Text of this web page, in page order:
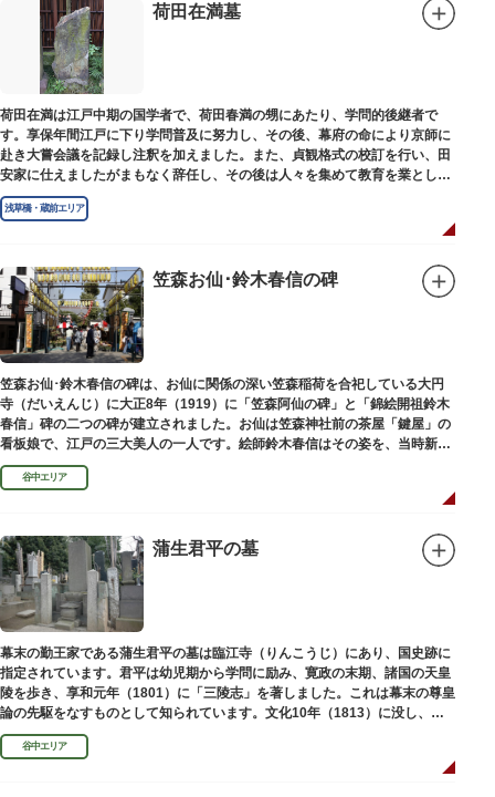
荷田在満墓
荷田在満は江戸中期の国学者で、荷田春満の甥にあたり、学問的後継者で
す。享保年間江戸に下り学問普及に努力し、その後、幕府の命により京師に
赴き大嘗会議を記録し注釈を加えました。また、貞観格式の校訂を行い、田
安家に仕えましたがまもなく辞任し、その後は人々を集めて教育を業としま
した。お墓は金竜寺（きんりゅうじ）境内にあります。
浅草橋・蔵前エリア
笠森お仙･鈴木春信の碑
笠森お仙･鈴木春信の碑は、お仙に関係の深い笠森稲荷を合祀している大円
寺（だいえんじ）に大正8年（1919）に「笠森阿仙の碑」と「錦絵開祖鈴木
春信」碑の二つの碑が建立されました。お仙は笠森神社前の茶屋「鍵屋」の
看板娘で、江戸の三大美人の一人です。絵師鈴木春信はその姿を、当時新し
い絵画様式である多色刷り版画「錦絵」に描きました。
谷中エリア
蒲生君平の墓
幕末の勤王家である蒲生君平の墓は臨江寺（りんこうじ）にあり、国史跡に
指定されています。君平は幼児期から学問に励み、寛政の末期、諸国の天皇
陵を歩き、享和元年（1801）に「三陵志」を著しました。これは幕末の尊皇
論の先駆をなすものとして知られています。文化10年（1813）に没し、高
山彦三郎や林子平と共に「寛政三奇人」の一人にあげられています。
谷中エリア